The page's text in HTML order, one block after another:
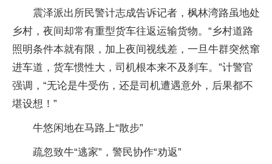
震泽派出所民警计志成告诉记者，枫林湾路虽地处
乡村，夜间却常有重型货车往返运输货物。“乡村道路
照明条件本就有限，加上夜间视线差，一旦牛群突然窜
进车道，货车惯性大，司机根本来不及刹车。”计警官
强调，“无论是牛受伤，还是司机遭遇意外，后果都不
堪设想！”
牛悠闲地在马路上“散步”
疏忽致牛“逃家”，警民协作“劝返”